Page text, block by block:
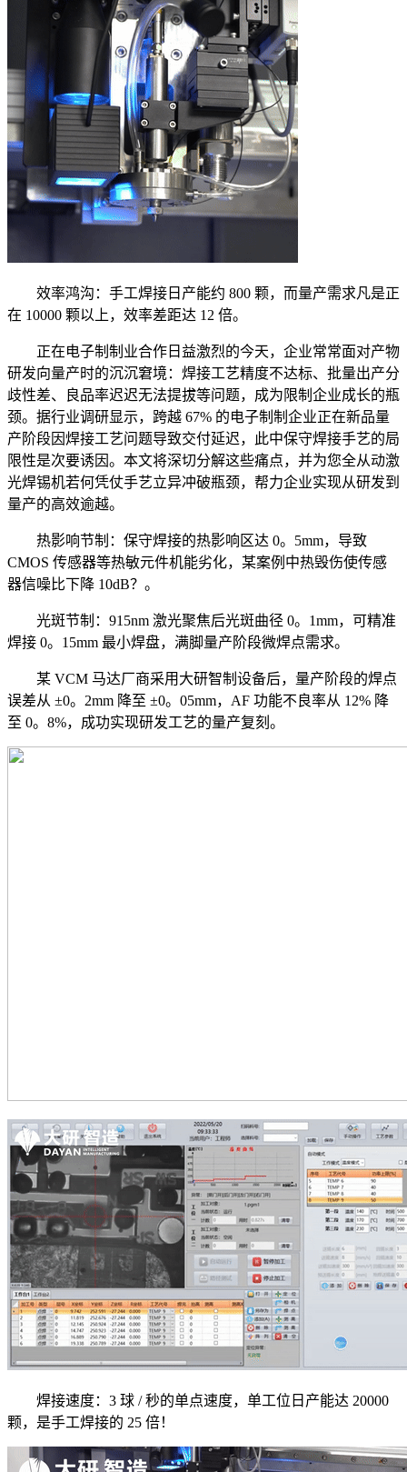
效率鸿沟：手工焊接日产能约 800 颗，而量产需求凡是正
在 10000 颗以上，效率差距达 12 倍。
正在电子制制业合作日益激烈的今天，企业常常面对产物
研发向量产时的沉沉窘境：焊接工艺精度不达标、批量出产分
歧性差、良品率迟迟无法提拔等问题，成为限制企业成长的瓶
颈。据行业调研显示，跨越 67% 的电子制制企业正在新品量
产阶段因焊接工艺问题导致交付延迟，此中保守焊接手艺的局
限性是次要诱因。本文将深切分解这些痛点，并为您全从动激
光焊锡机若何凭仗手艺立异冲破瓶颈，帮力企业实现从研发到
量产的高效逾越。
热影响节制：保守焊接的热影响区达 0。5mm，导致
CMOS 传感器等热敏元件机能劣化，某案例中热毁伤使传感
器信噪比下降 10dB？。
光斑节制：915nm 激光聚焦后光斑曲径 0。1mm，可精准
焊接 0。15mm 最小焊盘，满脚量产阶段微焊点需求。
某 VCM 马达厂商采用大研智制设备后，量产阶段的焊点
误差从 ±0。2mm 降至 ±0。05mm，AF 功能不良率从 12% 降
至 0。8%，成功实现研发工艺的量产复刻。
焊接速度：3 球 / 秒的单点速度，单工位日产能达 20000
颗，是手工焊接的 25 倍！